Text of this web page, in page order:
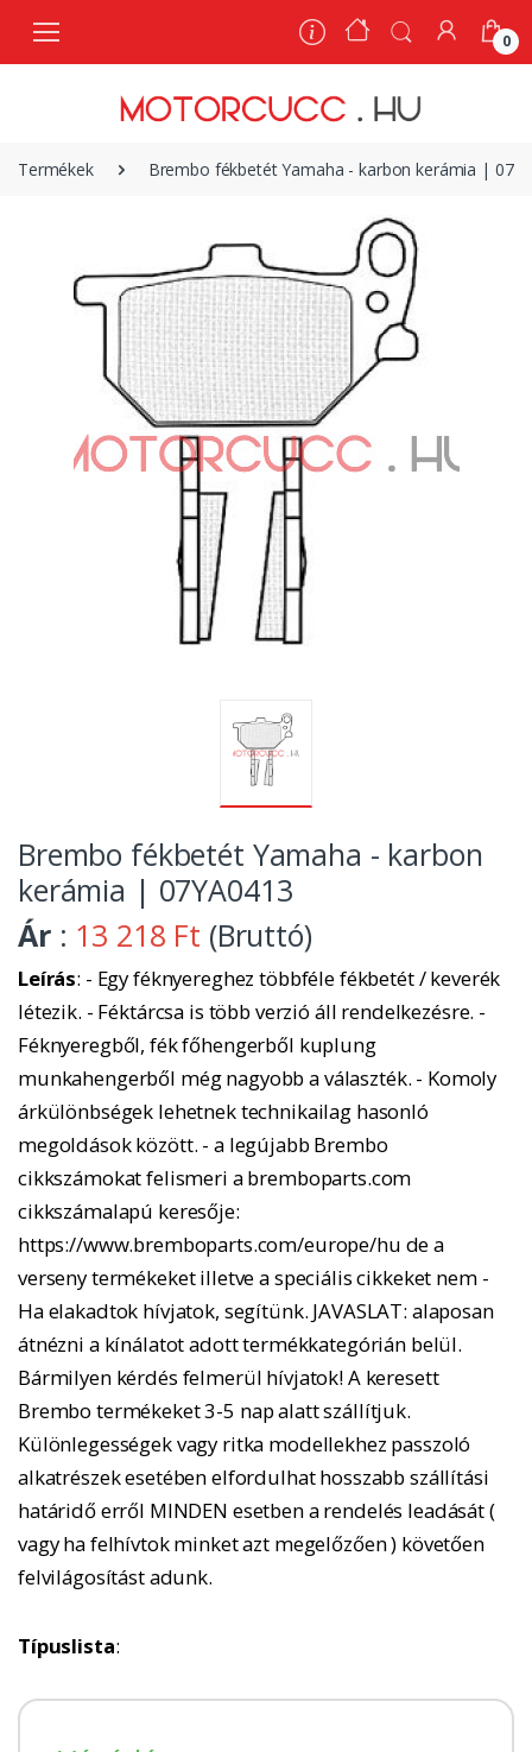
0
Termékek Brembo fékbetét Yamaha - karbon kerámia |
Brembo fékbetét Yamaha - karbon
kerámia | 07YA0413
Ár : 13 218 Ft (Bruttó)
Leírás: - Egy féknyereghez többféle fékbetét / keverék
létezik. - Féktárcsa is több verzió áll rendelkezésre. -
Féknyeregből, fék főhengerből kuplung
munkahengerből még nagyobb a választék. - Komoly
árkülönbségek lehetnek technikailag hasonló
megoldások között. - a legújabb Brembo
cikkszámokat felismeri a bremboparts.com
cikkszámalapú keresője:
https://www.bremboparts.com/europe/hu de a
verseny termékeket illetve a speciális cikkeket nem -
Ha elakadtok hívjatok, segítünk. JAVASLAT: alaposan
átnézni a kínálatot adott termékkategórián belül.
Bármilyen kérdés felmerül hívjatok! A keresett
Brembo termékeket 3-5 nap alatt szállítjuk.
Különlegességek vagy ritka modellekhez passzoló
alkatrészek esetében elfordulhat hosszabb szállítási
határidő erről MINDEN esetben a rendelés leadását (
vagy ha felhívtok minket azt megelőzően ) követően
felvilágosítást adunk.
Típuslista:
0